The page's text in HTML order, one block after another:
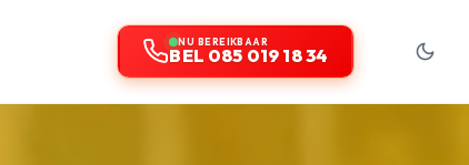
NU BEREIKBAAR
BEL 085 019 18 34